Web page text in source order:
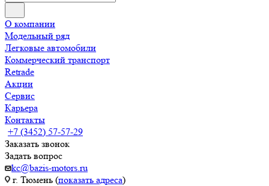
О компании
Модельный ряд
Легковые автомобили
Коммерческий транспорт
Retrade
Акции
Сервис
Карьера
Контакты
+7 (3452) 57-57-29
Заказать звонок
Задать вопрос
kc@bazis-motors.ru
г. Тюмень (показать адреса)